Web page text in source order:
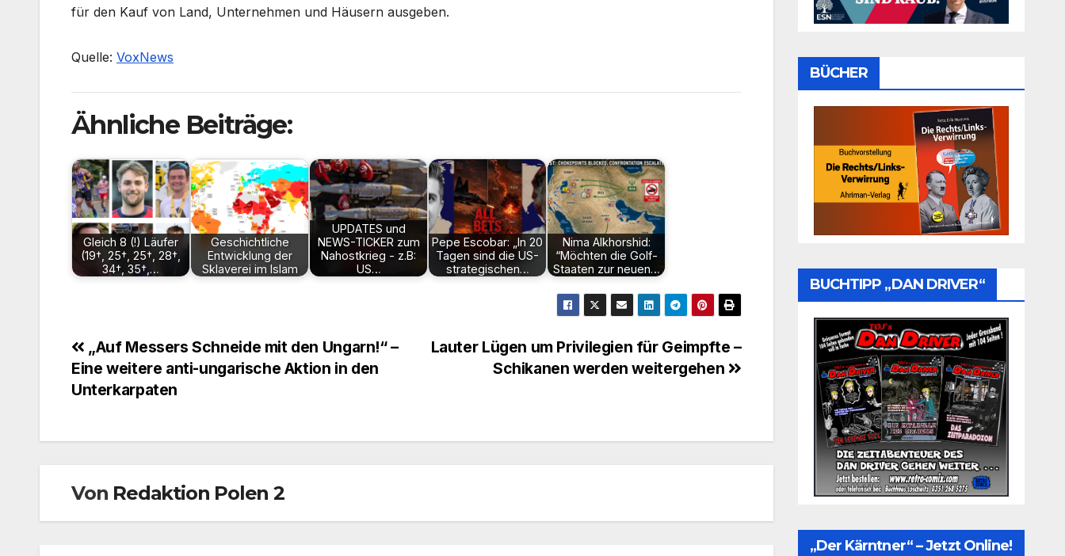
für den Kauf von Land, Unternehmen und Häusern ausgeben.
Quelle: VoxNews
Ähnliche Beiträge:
Gleich 8 (!) Läufer
(19†, 25†, 25†, 28†,
34†, 35†,…
Geschichtliche
Entwicklung der
Sklaverei im Islam
UPDATES und
NEWS-TICKER zum
Nahostkrieg - z.B:
US…
Pepe Escobar: „In 20
Tagen sind die US-
strategischen…
Nima Alkhorshid:
“Möchten die Golf-
Staaten zur neuen…
Beitragsnavigation
Lauter Lügen um Privilegien für Geimpfte –
Schikanen werden weitergehen
„Auf Messers Schneide mit den Ungarn!“ –
Eine weitere anti-ungarische Aktion in den
Unterkarpaten
Von Redaktion Polen 2
BÜCHER
BUCHTIPP „DAN DRIVER“
„Der Kärntner“ – Jetzt Online!